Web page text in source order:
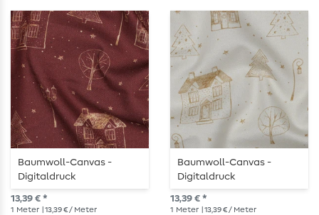
Baumwoll-Canvas -
Digitaldruck
Weihnachtsstadt
Bordeaux
13,39 € *
1 Meter | 13,39 € / Meter
Baumwoll-Canvas -
Digitaldruck
Weihnachtsstadt Weiß
13,39 € *
1 Meter | 13,39 € / Meter